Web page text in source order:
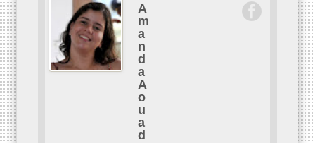
A
m
a
n
d
a
A
o
u
a
d